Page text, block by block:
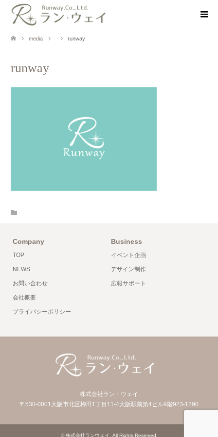
media runway
runway
Company
TOP
NEWS
お問い合わせ
会社概要
プライバシーポリシー
Business
イベント企画
デザイン制作
広報サポート
株式会社ラン・ウェイ
〒530-0001大阪市北区梅田1丁目11-4大阪駅前第4ビル9階923-1290
©株式会社ランウェイ . All Rights Reserved.